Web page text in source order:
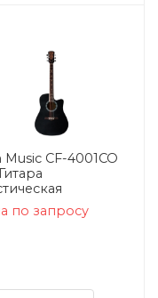
Music CF-4001CO
по запросу